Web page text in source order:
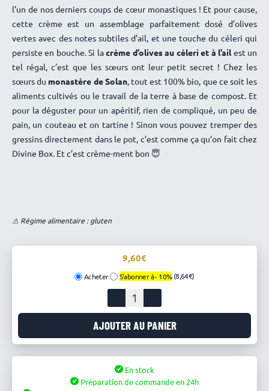
l’un de nos derniers coups de cœur monastiques ! Et pour cause,
cette crème est un assemblage parfaitement dosé d’olives
vertes avec des notes subtiles d’ail, et une touche du céleri qui
persiste en bouche. Si lacrème d’olives au céleri et à l’ail est un
tel régal, c’est que les sœurs ont leur petit secret ! Chez les
sœurs du monastère de Solan, tout est 100% bio, que ce soit les
aliments cultivés ou le travail de la terre à base de compost. Et
pour la déguster pour un apéritif, rien de compliqué, un peu de
pain, un couteau et on tartine ! Sinon vous pouvez tremper des
gressins directement dans le pot, c’est comme ça qu’on fait chez
Divine Box. Et c’est crème-ment bon 😇
⚠ Régime alimentaire : gluten
9,60
Acheter S'abonner à -10% (8,64€)
quantité
de
Crème
d'olives
au
céleri
et
à
AJOUTER AU PANIER
En stock
Préparation de commande en 24h